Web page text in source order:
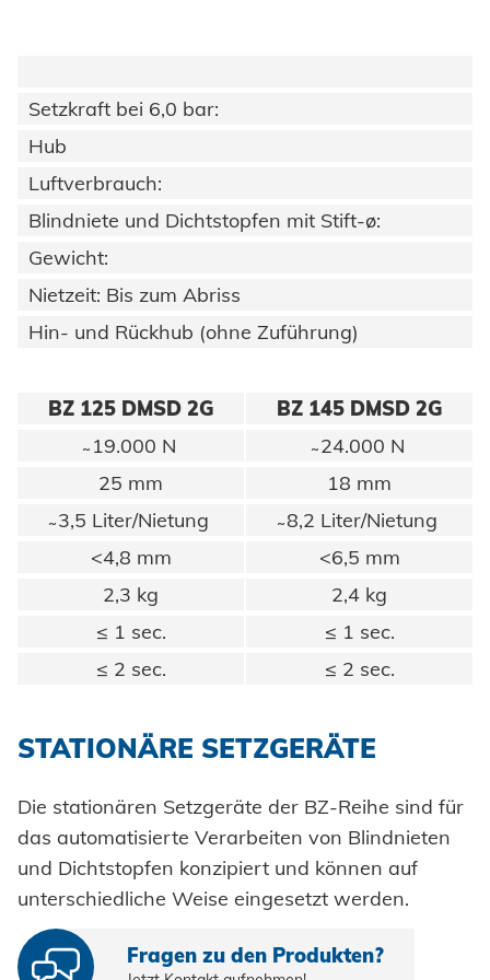
Datenschutz
Setzkraft bei 6,0 bar:
Hub
Luftverbrauch:
Blindniete und Dichtstopfen mit Stift-ø:
Gewicht:
Nietzeit: Bis zum Abriss
Hin- und Rückhub (ohne Zuführung)
BZ 125 DMSD 2G
BZ 145 DMSD 2G
̴ 19.000 N
̴ 24.000 N
25 mm
18 mm
̴ 3,5 Liter/Nietung
̴ 8,2 Liter/Nietung
<4,8 mm
<6,5 mm
2,3 kg
2,4 kg
≤ 1 sec.
≤ 1 sec.
≤ 2 sec.
≤ 2 sec.
STATIONÄRE SETZGERÄTE
Die stationären Setzgeräte der BZ-Reihe sind für
das automatisierte Verarbeiten von Blindnieten
und Dichtstopfen konzipiert und können auf
unterschiedliche Weise eingesetzt werden.
Fragen zu den Produkten?